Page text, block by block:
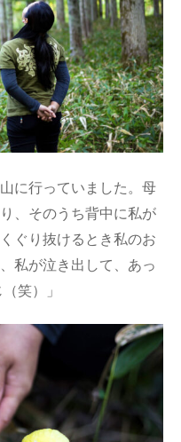
に行っていました。母
、そのうち背中に私が
ぐり抜けるとき私のお
私が泣き出して、あっ
笑）」